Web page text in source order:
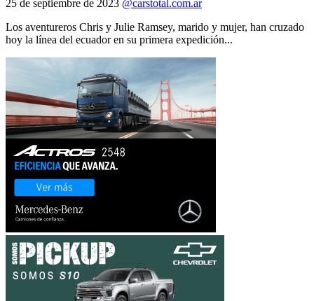
25 de septiembre de 2023 @carstotal.com.ar
Los aventureros Chris y Julie Ramsey, marido y mujer, han cruzado
hoy la línea del ecuador en su primera expedición...